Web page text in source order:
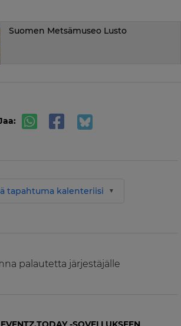
Suomen Metsämuseo Lusto
tapahtuma kalenteriisi
palautetta järjestäjälle